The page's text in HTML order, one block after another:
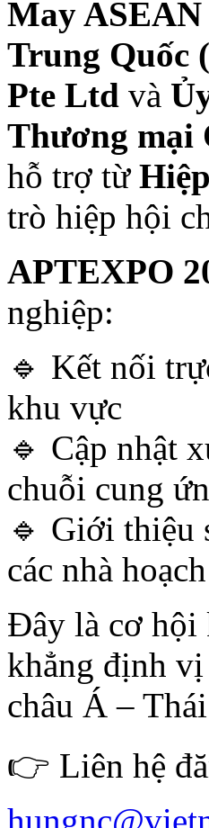
May
Trung Quốc
Pte Ltd và
Thương mại
hỗ trợ từ
trò hiệp hội
APTEXPO
nghiệp:
🔹 Kết nối
khu vực
🔹 Cập nhật
chuỗi cung
🔹 Giới thiệu
các nhà
Đây là cơ hội
khẳng định
châu Á –
👉 Liên hệ